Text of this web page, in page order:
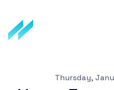
Published onThursday,